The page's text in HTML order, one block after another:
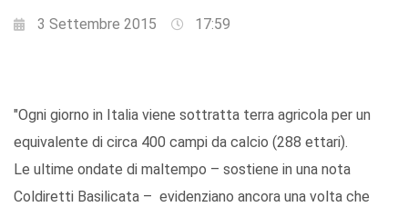
3 Settembre 2015 17:59
"Ogni giorno in Italia viene sottratta terra agricola per un
equivalente di circa 400 campi da calcio (288 ettari).
Le ultime ondate di maltempo – sostiene in una nota
Coldiretti Basilicata – evidenziano ancora una volta che